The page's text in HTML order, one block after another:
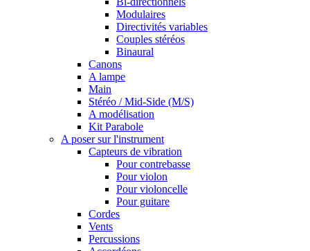
Modulaires
Directivités variables
Couples stéréos
Binaural
Canons
A lampe
Main
Stéréo / Mid-Side (M/S)
A modélisation
Kit Parabole
A poser sur l'instrument
Capteurs de vibration
Pour contrebasse
Pour violon
Pour violoncelle
Pour guitare
Cordes
Vents
Percussions